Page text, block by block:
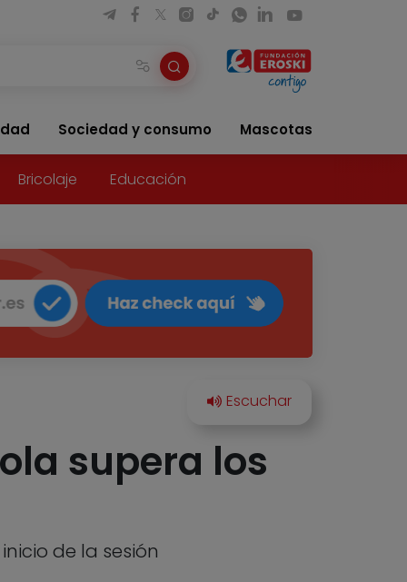
Sociedad y consumo Mascotas
Bricolaje Educación
supera los
de la sesión